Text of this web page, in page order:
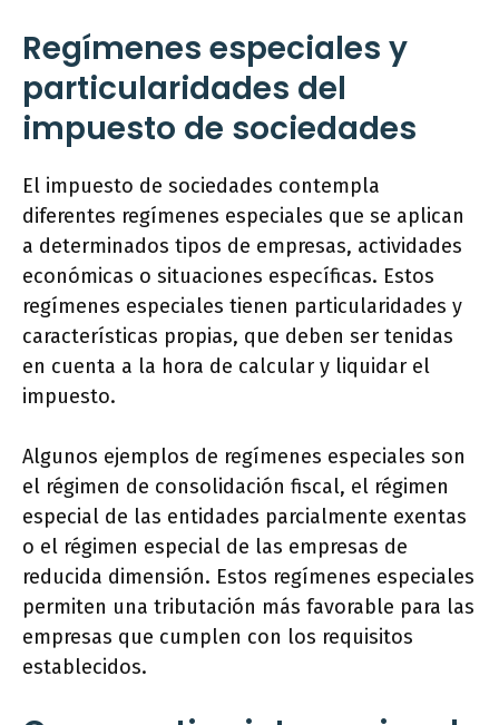
Regímenes especiales y
particularidades del
impuesto de sociedades
El impuesto de sociedades contempla
diferentes regímenes especiales que se aplican
a determinados tipos de empresas, actividades
económicas o situaciones específicas. Estos
regímenes especiales tienen particularidades y
características propias, que deben ser tenidas
en cuenta a la hora de calcular y liquidar el
impuesto.
Algunos ejemplos de regímenes especiales son
el régimen de consolidación fiscal, el régimen
especial de las entidades parcialmente exentas
o el régimen especial de las empresas de
reducida dimensión. Estos regímenes especiales
permiten una tributación más favorable para las
empresas que cumplen con los requisitos
establecidos.